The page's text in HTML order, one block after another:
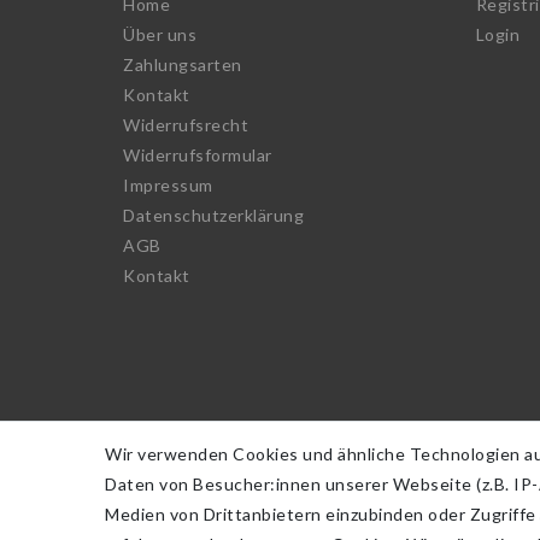
Über uns
Zahlungsarten
Kontakt
Widerrufs­recht
Widerrufs­formular
Impressum
Daten­schutz­erklärung
AGB
Kontakt
Login
Wir verwenden Cookies und ähnliche Technologien
Daten von Besucher:innen unserer Webseite (z.B.
Medien von Drittanbietern einzubinden oder